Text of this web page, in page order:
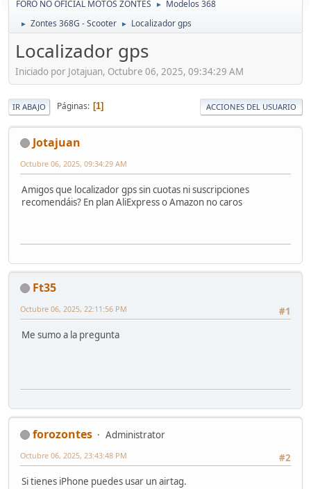
FORO NO OFICIAL MOTOS ZONTES ► Modelos 368
► Zontes 368G - Scooter ► Localizador gps
Localizador gps
Iniciado por Jotajuan, Octubre 06, 2025, 09:34:29 AM
IR ABAJO Páginas 1 ACCIONES DEL USUARIO
Jotajuan
Octubre 06, 2025, 09:34:29 AM
Amigos que localizador gps sin cuotas ni suscripciones
recomendáis? En plan AliExpress o Amazon no caros
Ft35
#1
Octubre 06, 2025, 22:11:56 PM
Me sumo a la pregunta
forozontes
Administrator
#2
Octubre 06, 2025, 23:43:48 PM
Si tienes iPhone puedes usar un airtag.